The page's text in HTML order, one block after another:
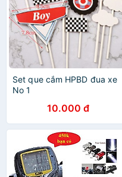
Set que cắm HPBD đua xe
No 1
10.000 đ